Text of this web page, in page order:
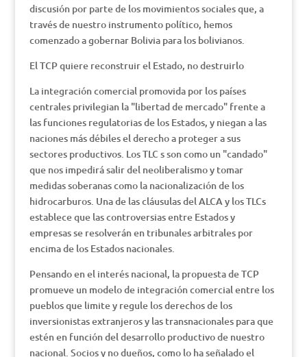
discusión por parte de los movimientos sociales que, a
través de nuestro instrumento político, hemos
comenzado a gobernar Bolivia para los bolivianos.
El TCP quiere reconstruir el Estado, no destruirlo
La integración comercial promovida por los países
centrales privilegian la "libertad de mercado" frente a
las funciones regulatorias de los Estados, y niegan a las
naciones más débiles el derecho a proteger a sus
sectores productivos. Los TLC s son como un "candado"
que nos impedirá salir del neoliberalismo y tomar
medidas soberanas como la nacionalización de los
hidrocarburos. Una de las cláusulas del ALCA y los TLCs
establece que las controversias entre Estados y
empresas se resolverán en tribunales arbitrales por
encima de los Estados nacionales.
Pensando en el interés nacional, la propuesta de TCP
promueve un modelo de integración comercial entre los
pueblos que limite y regule los derechos de los
inversionistas extranjeros y las transnacionales para que
estén en función del desarrollo productivo de nuestro
nacional. Socios y no dueños, como lo ha señalado el